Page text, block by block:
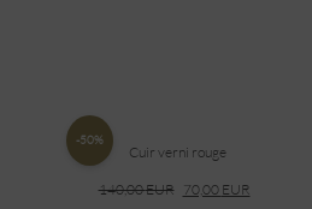
-50%
Cuir verni rouge
140,00EUR 70,00 EUR